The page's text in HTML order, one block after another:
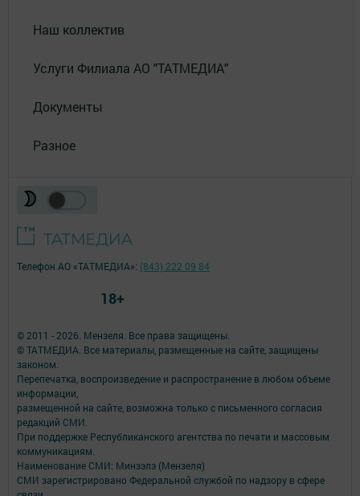
Наш коллектив
Услуги Филиала АО "ТАТМЕДИА"
Документы
Разное
© 2011 - 2026. Мензеля. Все права защищены.
© ТАТМЕДИА. Все материалы, размещенные на сайте, защищены
законом.
Перепечатка, воспроизведение и распространение в любом объеме
информации,
размещенной на сайте, возможна только с письменного согласия
редакций СМИ.
При поддержке Республиканского агентства по печати и массовым
коммуникациям.
Наименование СМИ: Минзэлэ (Мензеля)
СМИ зарегистрировано Федеральной службой по надзору в сфере
Телефон АО «ТАТМЕДИА»: (843) 222 09 84
18+